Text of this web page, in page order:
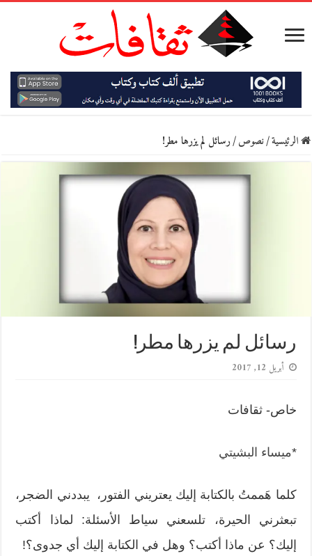
الرئيسية/نصوص/رسائل لم يزرها مطر!
رسائل لم يزرها مطر!
أبريل 12, 2017
خاص- ثقافات
*ميساء البشيتي
كلما هَممتُ بالكتابة إليك يعتريني الفتور، يبددني الضجر،
تبعثرني الحيرة، تلسعني سياط الأسئلة: لماذا أكتب
إليك؟ عن ماذا أكتب؟ وهل في الكتابة إليك أي جدوى؟!